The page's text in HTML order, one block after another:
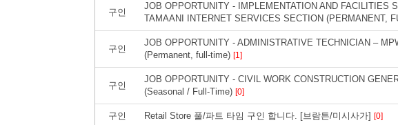
구인
JOB OPPORTUNITY - IMPLEMENTATION AND FACILITIES
TAMAANI INTERNET SERVICES SECTION (PERMANENT,
구인
JOB OPPORTUNITY - ADMINISTRATIVE TECHNICIAN ‒
(Permanent, full-time) [1]
구인
JOB OPPORTUNITY - CIVIL WORK CONSTRUCTION
(Seasonal / Full-Time) [0]
구인 Retail Store 풀/파트 타임 구인 합니다. [브람튼/미시사가] [0]